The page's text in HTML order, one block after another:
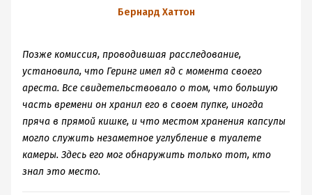
Затем, отъехав назад, снова двинулся вперед, переехал
точно, какой армии принадлежал этот грузовик, и не
запомнили его номер
Закулисные игры
Бернард Хаттон
Позже комиссия, проводившая расследование,
установила, что Геринг имел яд с момента своего
ареста. Все свидетельствовало о том, что большую
часть времени он хранил его в своем пупке, иногда
пряча в прямой кишке, и что местом хранения капсулы
могло служить незаметное углубление в туалете
камеры. Здесь его мог обнаружить только тот, кто
знал это место.